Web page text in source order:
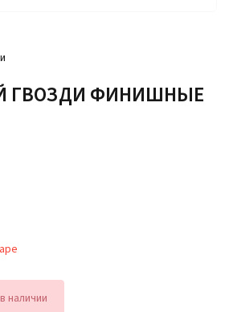
ГВОЗДИ ФИНИШНЫЕ
наличии